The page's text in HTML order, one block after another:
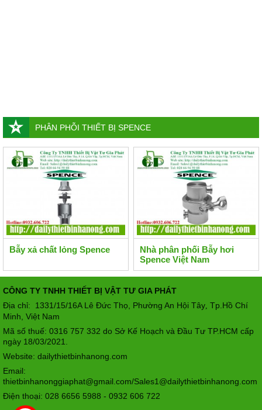
PHÂN PHỖI THIẾT BỊ SPENCE
Bẫy xả chất lỏng Spence
Nhà phân phối Bẫy hơi
Spence Việt Nam
CÔNG TY TNHH THIẾT BỊ VẬT TƯ GIA PHÁT
Địa chỉ: 1331/15/16A Lê Đức Thọ, Phường An Hội Tây Tp.Hồ Chí
Minh, Việt Nam
Mã số thuế: 0316 757 332 do Sở Kế Hoạch và Đầu Tư TP.HCM cấp
ngày 18/03/2021.
Website: dailythietbinhanong.com
Email:
thietbinhanonggiaphat@gmail.com/Sales1@dailythietbinhanong.com
Điện thoại: 028 6656 5988 - 0932 606 722